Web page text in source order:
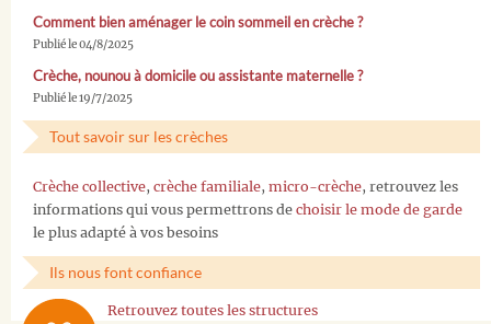
Comment bien aménager le coin sommeil en crèche ?
Publié le 04/8/2025
Crèche, nounou à domicile ou assistante maternelle ?
Publié le 19/7/2025
Tout savoir sur les crèches
Crèche collective, crèche familiale, micro-crèche, retrouvez les
informations qui vous permettrons de choisir le mode de garde
le plus adapté à vos besoins
Ils nous font confiance
Retrouvez toutes les structures